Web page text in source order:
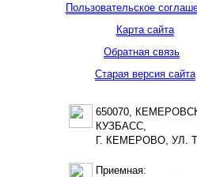
Пользовательское
Карта сайта
Обратная связь
Старая версия сайта
650070,
КУЗБАСС,
Г. КЕМЕРОВО, УЛ.
Приемная: